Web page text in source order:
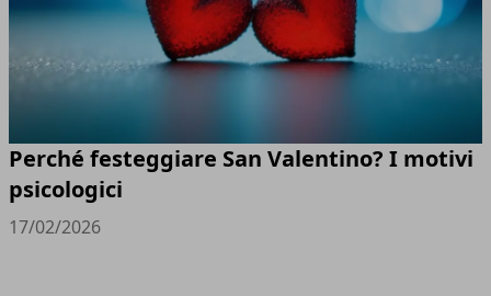
Perché festeggiare San Valentino? I motivi
psicologici
17/02/2026